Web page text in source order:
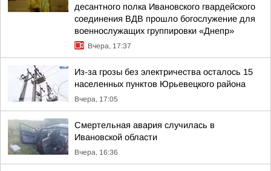
десантного полка Ивановского гвардейского
соединения ВДВ прошло богослужение для
военнослужащих группировки «Днепр»
Вчера, 17:37
Из-за грозы без электричества осталось 15
населенных пунктов Юрьевецкого района
Вчера, 17:05
Смертельная авария случилась в
Ивановской области
Вчера, 16:36